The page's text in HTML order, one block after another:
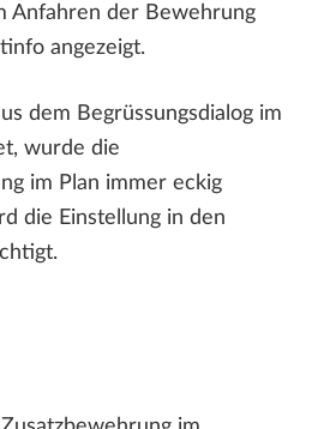
Anfahren der Bewehrung
angezeigt.
dem Begrüssungsdialog im
wurde die
im Plan immer eckig
die Einstellung in den